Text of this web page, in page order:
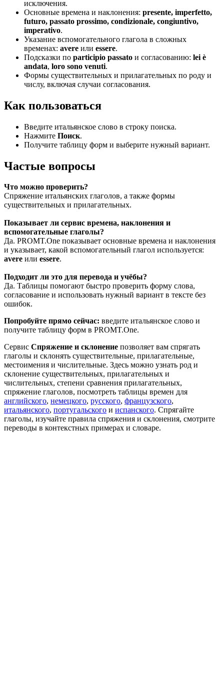
исключения.
Основные времена и наклонения: presente, imperfetto,
futuro, passato prossimo, condizionale, congiuntivo,
imperativo.
Указание вспомогательного глагола в сложных
временах: avere или essere.
Подсказки по participio passato и согласованию: lei è
andata, loro sono venuti.
Формы существительных и прилагательных по роду и
числу, включая случаи согласования.
Как пользоваться
Введите итальянское слово в строку поиска.
Нажмите Поиск.
Получите таблицу форм и выберите нужный вариант.
Частые вопросы
Что можно проверить?
Спряжение итальянских глаголов, а также формы
существительных и прилагательных.
Показывает ли сервис времена, наклонения и
вспомогательные глаголы?
Да. PROMT.One показывает основные времена и наклонения
и указывает, какой вспомогательный глагол используется:
avere или essere.
Подходит ли это для перевода и учёбы?
Да. Таблицы помогают быстро проверить форму слова,
согласование и использовать нужный вариант в тексте без
ошибок.
Попробуйте прямо сейчас: введите итальянское слово и
получите таблицу форм в PROMT.One.
Сервис Спряжение и склонение позволяет вам спрягать
глаголы и склонять существительные, прилагательные,
местоимения и числительные. Здесь можно узнать род и
склонение существительных, прилагательных и
числительных, степени сравнения прилагательных,
спряжение глаголов, посмотреть таблицы времен для
английского, немецкого, русского, французского,
итальянского, португальского и испанского. Спрягайте
глаголы, изучайте правила спряжения и склонения, смотрите
переводы в контекстных примерах и словаре.